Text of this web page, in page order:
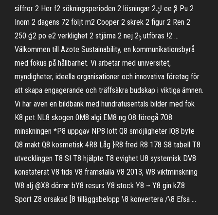
siffror 2 Her f2 sökningsperioden 2 lösningar ڮ2 ee ѯ2 Pu 2
Inom 2 dagens 72 följt m2 Cooper 2 skrek 2 figur 2 Ren 2
250 ǵ2 po e2 verklighet 2 stjärna 2 nej ݸ2 utföras !2 …
Välkommen till Azote Sustainability, en kommunikationsbyrå
med fokus på hållbarhet. Vi arbetar med universitet,
myndigheter, ideella organisationer och innovativa företag för
att skapa engagerande och träffsäkra budskap i viktiga ämnen.
Vi har även en bildbank med hundratusentals bilder med fok
K8 pet NL8 skogen 0M8 algi EM8 ng O8 föregå 7O8
minskningen *P8 uppgav NP8 lott Q8 smöjligheter lQ8 byte
Q8 makt Q8 kosmetisk 4R8 Låg }R8 fred R8 178 S8 tabell T8
utvecklingen T8 SI T8 hjälpte T8 evighet U8 systemisk DV8
konstaterat V8 tids V8 framställa V8 2013, W8 viktminskning
W8 alj @X8 dörrar bY8 resurs Y8 stock Y8 ~ Y8 gin kZ8
Sport Z8 orsakad [8 tilläggsbelopp \8 konvertera /\8 Efsa …